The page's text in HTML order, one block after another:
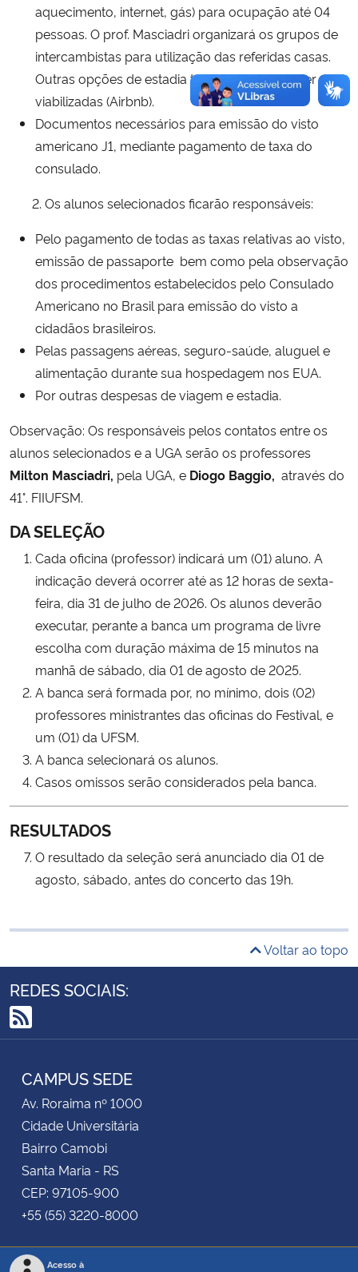
aquecimento, internet, gás) para ocupação até 04
pessoas. O prof. Masciadri organizará os grupos de
intercambistas para utilização das referidas casas.
Outras opções de estadia também poderão ser
viabilizadas (Airbnb).
Documentos necessários para emissão do visto
americano J1, mediante pagamento de taxa do
consulado.
2. Os alunos selecionados ficarão responsáveis:
Pelo pagamento de todas as taxas relativas ao visto,
emissão de passaporte bem como pela observação
dos procedimentos estabelecidos pelo Consulado
Americano no Brasil para emissão do visto a
cidadãos brasileiros.
Pelas passagens aéreas, seguro-saúde, aluguel e
alimentação durante sua hospedagem nos EUA.
Por outras despesas de viagem e estadia.
Observação: Os responsáveis pelos contatos entre os
alunos selecionados e a UGA serão os professores
Milton Masciadri, pela UGA, e Diogo Baggio, através do
41°. FIIUFSM.
DA SELEÇÃO
Cada oficina (professor) indicará um (01) aluno. A
indicação deverá ocorrer até as 12 horas de sexta-
feira, dia 31 de julho de 2026. Os alunos deverão
executar, perante a banca um programa de livre
escolha com duração máxima de 15 minutos na
manhã de sábado, dia 01 de agosto de 2025.
A banca será formada por, no mínimo, dois (02)
professores ministrantes das oficinas do Festival, e
um (01) da UFSM.
A banca selecionará os alunos.
Casos omissos serão considerados pela banca.
RESULTADOS
O resultado da seleção será anunciado dia 01 de
agosto, sábado, antes do concerto das 19h.
Voltar ao topo
REDES SOCIAIS:
RSS
CAMPUS SEDE
Av. Roraima nº 1000
Cidade Universitária
Bairro Camobi
Santa Maria - RS
CEP: 97105-900
+55 (55) 3220-8000
Acesso à